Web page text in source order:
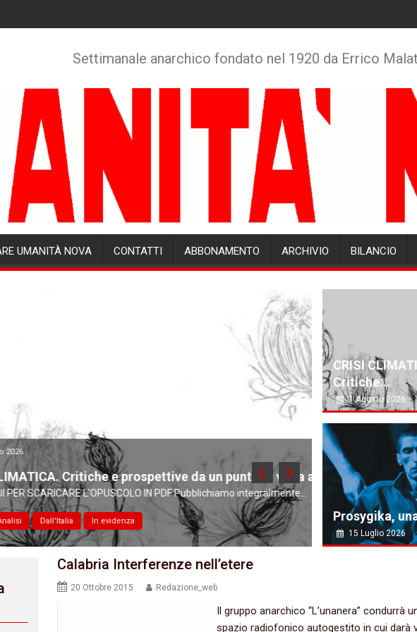
Settimanale anarchico fondato nel 1920 da Errico
UMANITÀ NOVA CONTATTI ABBONAMENTO ARCHIVIO BILANCIO
e prospettive da un punto di vista anarchico.
IN PDF Pubblichiamo integralmente...
evidenza
24 Luglio 2026
IN PIAZZA
IN PIAZZA PER
2026 Comunicati
CRISI
Critiche...
1 Agosto 2026
Prosygika,
15 Luglio 2026
Calabria Interferenze nell’etere
20 Ottobre 2015 Redazione_web
Il gruppo anarchico‭ “‬L’unanera‭” ‬condurrà
spazio radiofonico autogestito in cui darà